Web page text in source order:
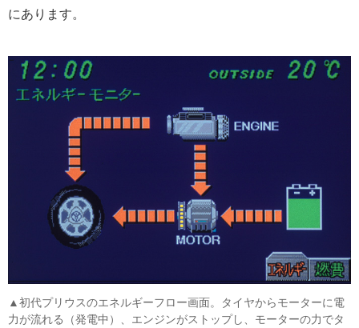
にあります。
▲初代プリウスのエネルギーフロー画面。タイヤからモーターに電
力が流れる（発電中）、エンジンがストップし、モーターの力でタ